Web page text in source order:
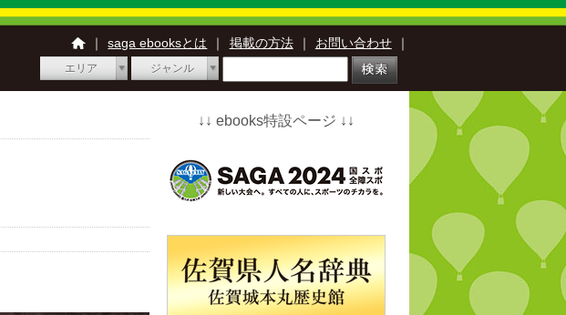
｜ saga ebooksとは ｜ 掲載の方法 ｜ お問い合わせ ｜
エリア ジャンル
↓↓ ebooks特設ページ ↓↓